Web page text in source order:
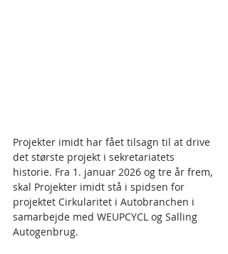
Projekter imidt har fået tilsagn til at drive
det største projekt i sekretariatets
historie. Fra 1. januar 2026 og tre år frem,
skal Projekter imidt stå i spidsen for
projektet Cirkularitet i Autobranchen i
samarbejde med WEUPCYCL og Salling
Autogenbrug.